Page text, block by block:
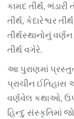
કામદ તીર્થ, ભંડારી
તીર્થ, કેદારેશ્વર
તીર્થસ્થાનોનું
તીર્થ વગેરે.
આ પુરાણમાં
પ્રાચીન ઈતિહાસ
વર્ણવેલ કથાઓ,
હિન્દુ સંસ્કૃતિમાં